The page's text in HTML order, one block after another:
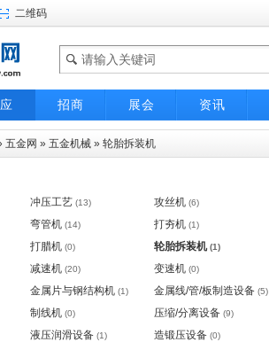
二维码
招商 展会 资讯
五金网 » 五金机械 » 轮胎拆装机
冲压工艺 (13) 攻丝机 (6)
弯管机 (14) 打夯机 (1)
打腊机 (0) 轮胎拆装机 (1)
减速机 (20) 变速机 (0)
金属片与钢结构机 (1) 金属线/管/板制造设备 (5)
制线机 (0) 压缩/分离设备 (9)
液压润滑设备 (1) 造锻压设备 (0)